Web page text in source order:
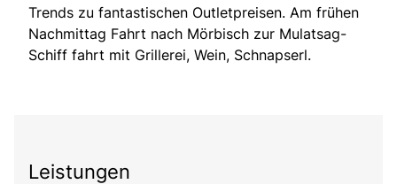
Trends zu fantastischen Outletpreisen. Am frühen
Nachmittag Fahrt nach Mörbisch zur Mulatsag-
Schiff fahrt mit Grillerei, Wein, Schnapserl.
Leistungen